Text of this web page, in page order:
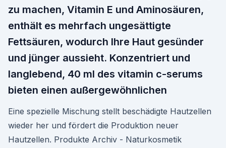
zu machen, Vitamin E und Aminosäuren,
enthält es mehrfach ungesättigte
Fettsäuren, wodurch Ihre Haut gesünder
und jünger aussieht. Konzentriert und
langlebend, 40 ml des vitamin c-serums
bieten einen außergewöhnlichen
Eine spezielle Mischung stellt beschädigte Hautzellen
wieder her und fördert die Produktion neuer
Hautzellen. Produkte Archiv - Naturkosmetik